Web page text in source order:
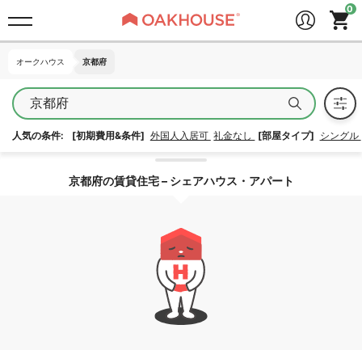
オークハウス 京都府
京都府
人気の条件: [初期費用&条件] 外国人入居可 礼金なし [部屋タイプ] シングル
エリア指定を解除する
京都府の賃貸住宅 – シェアハウス・アパート
オークハウス 京都府